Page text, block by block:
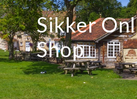
Sikker
Shop